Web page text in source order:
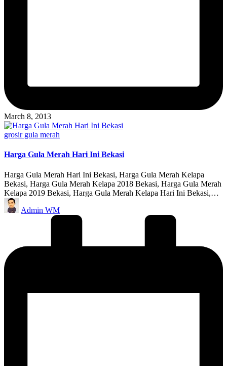
March 8, 2013
Posted
grosir gula merah
Harga Gula Merah Hari Ini Bekasi
Harga Gula Merah Hari Ini Bekasi, Harga Gula Merah Kelapa
Bekasi, Harga Gula Merah Kelapa 2018 Bekasi, Harga Gula Merah
Kelapa 2019 Bekasi, Harga Gula Merah Kelapa Hari Ini Bekasi,…
Posted
by
Admin WM